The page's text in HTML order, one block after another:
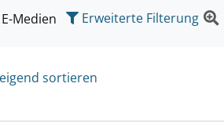
suchen wollen.
E-Medien Erweiterte Filterung
sortieren